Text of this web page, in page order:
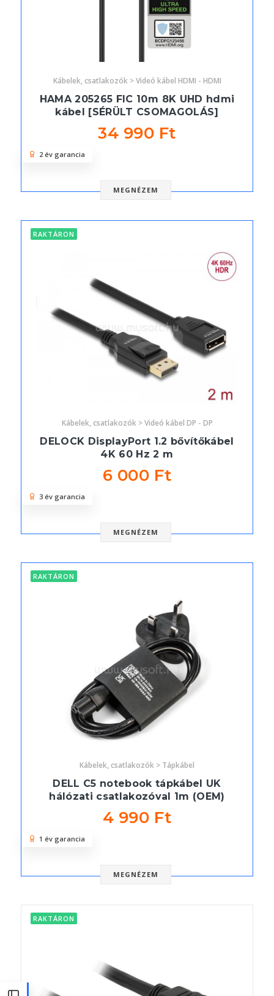
Kábelek, csatlakozók > Videó kábel HDMI - HDMI
HAMA 205265 FIC 10m 8K UHD hdmi
kábel [SÉRÜLT CSOMAGOLÁS]
34 990 Ft
MEGNÉZEM
2 év garancia
RAKTÁRON
Kábelek, csatlakozók > Videó kábel DP - DP
DELOCK DisplayPort 1.2 bővítőkábel
4K 60 Hz 2 m
6 000 Ft
MEGNÉZEM
3 év garancia
RAKTÁRON
Kábelek, csatlakozók > Tápkábel
DELL C5 notebook tápkábel UK
hálózati csatlakozóval 1m (OEM)
4 990 Ft
MEGNÉZEM
1 év garancia
RAKTÁRON